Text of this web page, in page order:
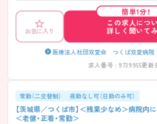
お気に入り
簡単1分！
この求人につ
詳しく聞いて
医療法人社団双愛会 つくば双愛病
求人番号 : 9739955更新
常勤（二交替制） 夜勤なし可（日勤のみ可）
【茨城県／つくば市】＜残業少なめ＞病院内
＜老健・正看・常勤＞